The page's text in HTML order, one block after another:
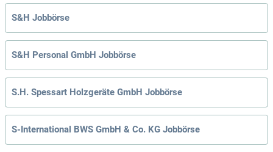
S&H Jobbörse
S&H Personal GmbH Jobbörse
S.H. Spessart Holzgeräte GmbH Jobbörse
S-International BWS GmbH & Co. KG Jobbörse